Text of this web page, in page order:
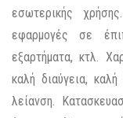
εσωτερικής
εφαρμογές σε
εξαρτήματα, κτλ.
καλή διαύγεια,
λείανση.